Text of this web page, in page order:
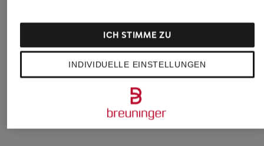
Duftkerze
Ursprünglich:CHF 225
COLLECTION
Duftkerze
CHF 47
SESHEN
CHF 27
INDIVIDUELLE EINSTELLUNGEN
ICH STIMME ZU